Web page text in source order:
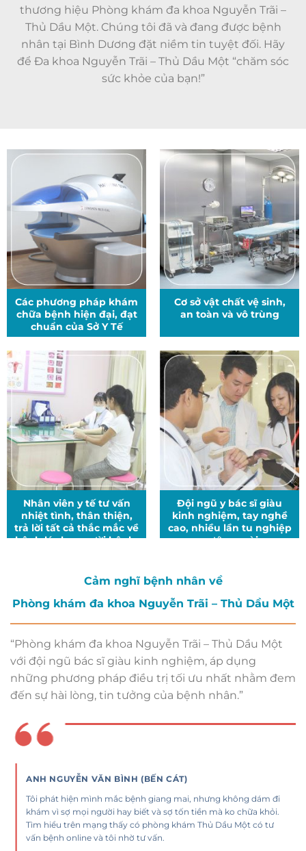
thương hiệu Phòng khám đa khoa Nguyễn Trãi –
Thủ Dầu Một. Chúng tôi đã và đang được bệnh
nhân tại Bình Dương đặt niềm tin tuyệt đối. Hãy
để Đa khoa Nguyễn Trãi – Thủ Dầu Một “chăm sóc
sức khỏe của bạn!”
Các phương pháp khám
chữa bệnh hiện đại, đạt
chuẩn của Sở Y Tế
Cơ sở vật chất vệ sinh,
an toàn và vô trùng
Nhân viên y tế tư vấn
nhiệt tình, thân thiện,
trả lời tất cả thắc mắc về
bệnh lý cho người bệnh.
Đội ngũ y bác sĩ giàu
kinh nghiệm, tay nghề
cao, nhiều lần tu nghiệp
nước ngoài
Cảm nghĩ bệnh nhân về
Phòng khám đa khoa Nguyễn Trãi – Thủ Dầu Một
“Phòng khám đa khoa Nguyễn Trãi – Thủ Dầu Một
với đội ngũ bác sĩ giàu kinh nghiệm, áp dụng
những phương pháp điều trị tối ưu nhất nhằm đem
đến sự hài lòng, tin tưởng của bệnh nhân.”
ANH NGUYỄN VĂN BÌNH (BẾN CÁT)
Tôi phát hiện mình mắc bệnh giang mai, nhưng không dám đi
khám vì sợ mọi người hay biết và sợ tốn tiền mà ko chữa khỏi.
Tìm hiểu trên mạng thấy có phòng khám Thủ Dầu Một có tư
vấn bệnh online và tôi nhờ tư vấn.